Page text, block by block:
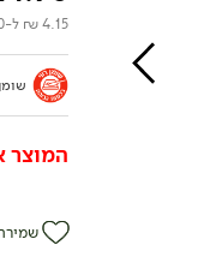
4.15 ₪ ל-100 גרם
המוצר